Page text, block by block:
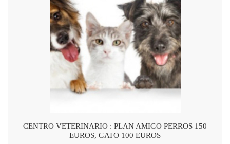
CENTRO VETERINARIO : PLAN AMIGO PERROS 150
EUROS, GATO 100 EUROS